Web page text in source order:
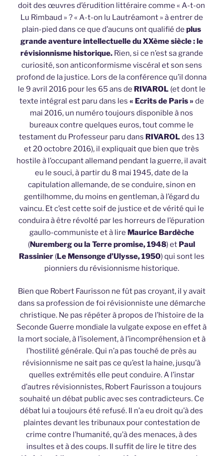
doit des œuvres d’érudition littéraire comme « A-t-on
Lu Rimbaud » ? « A-t-on lu Lautréamont » à entrer de
plain-pied dans ce que d’aucuns ont qualifié de plus
grande aventure intellectuelle du XXème siècle : le
révisionnisme historique.Rien, si ce n’est sa grande
curiosité, son anticonformisme viscéral et son sens
profond de la justice. Lors de la conférence qu’il donna
le 9 avril 2016 pour les 65 ans de RIVAROL (et dont le
texte intégral est paru dans les « Ecrits de Paris » de
mai 2016, un numéro toujours disponible à nos
bureaux contre quelques euros, tout comme le
testament du Professeur paru dans RIVAROL des 13
et 20 octobre 2016), il expliquait que bien que très
hostile à l’occupant allemand pendant la guerre, il avait
eu le souci, à partir du 8 mai 1945, date de la
capitulation allemande, de se conduire, sinon en
gentilhomme, du moins en gentleman, à l’égard du
vaincu. Et c’est cette soif de justice et de vérité qui le
conduira à être révolté par les horreurs de l’épuration
gaullo-communiste et à lire Maurice Bardèche
(Nuremberg ou la Terre promise, 1948) et Paul
Rassinier(Le Mensonge d’Ulysse, 1950) qui sont les
pionniers du révisionnisme historique.
Bien que Robert Faurisson ne fût pas croyant, il y avait
dans sa profession de foi révisionniste une démarche
christique. Ne pas répéter à propos de l’histoire de la
Seconde Guerre mondiale la vulgate expose en effet à
la mort sociale, à l’isolement, à l’incompréhension et à
l’hostilité générale. Qui n’a pas touché de près au
révisionnisme ne sait pas ce qu’est la haine, jusqu’à
quelles extrémités elle peut conduire. A l’instar
d’autres révisionnistes, Robert Faurisson a toujours
souhaité un débat public avec ses contradicteurs. Ce
débat lui a toujours été refusé. Il n’a eu droit qu’à des
plaintes devant les tribunaux pour contestation de
crime contre l’humanité, qu’à des menaces, à des
insultes et à des coups. Il suffit de lire le titre des